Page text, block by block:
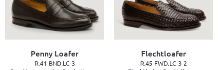
Penny Loafer
R.41-BND.LC-3
Flechtloafer
R.45-FWD.LC-3-2